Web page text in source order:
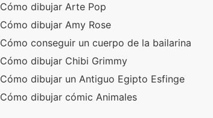
Cómo dibujar Arte Pop
Cómo dibujar Amy Rose
Cómo conseguir un cuerpo de la bailarina
Cómo dibujar Chibi Grimmy
Cómo dibujar un Antiguo Egipto Esfinge
Cómo dibujar cómic Animales